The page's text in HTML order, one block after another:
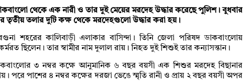
থেকে এক নারী ও তার দুই মেয়ের মরদেহ উদ্ধার করেছে পুলিশ। বুধবার
তৃতীয় তলার দুটি কক্ষ থেকে মরদেহগুলো উদ্ধার করা হয়।
শহরের কালিবাড়ী এলাকার বাসিন্দা। তিনি জেলা পরিষদ ডাকবাংলোয়
ছিলেন। তার স্বামীর নাম দুলাল রায়। নিহত দুই শিশুই তার কন্যাসন্তান।
৩ নম্বর কক্ষে আনুমানিক ৬ বছর বয়সী এক শিশুর মরদেহ বিছানার
পরে পাশের ৪ নম্বর কক্ষের দরজা ভেঙে স্মৃতি রানী ও প্রায় ২ বছর বয়সী অপর